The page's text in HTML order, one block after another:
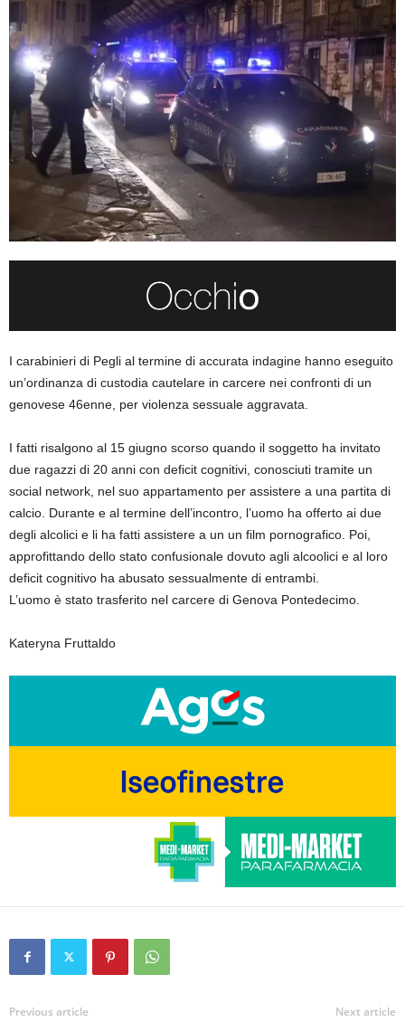
I carabinieri di Pegli al termine di accurata indagine hanno eseguito
un’ordinanza di custodia cautelare in carcere nei confronti di un
genovese 46enne, per violenza sessuale aggravata.
I fatti risalgono al 15 giugno scorso quando il soggetto ha invitato
due ragazzi di 20 anni con deficit cognitivi, conosciuti tramite un
social network, nel suo appartamento per assistere a una partita di
calcio. Durante e al termine dell’incontro, l’uomo ha offerto ai due
degli alcolici e li ha fatti assistere a un un film pornografico. Poi,
approfittando dello stato confusionale dovuto agli alcoolici e al loro
deficit cognitivo ha abusato sessualmente di entrambi.
L’uomo è stato trasferito nel carcere di Genova Pontedecimo.
Kateryna Fruttaldo
Previous article Next article